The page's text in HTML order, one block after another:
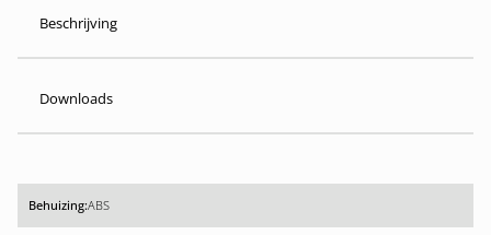
Beschrijving
Downloads
ABS